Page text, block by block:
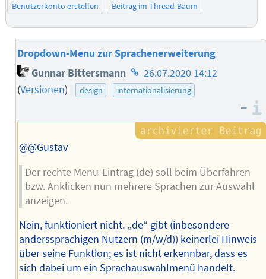
Benutzerkonto erstellen
Beitrag im Thread-Baum
Dropdown-Menu zur Sprachenerweiterung
Gunnar Bittersmann Homepage
des
26.07.2020 14:12
(Versionen) design internationalisierung
–
@@Gustav
Der rechte Menu-Eintrag (de) soll beim Überfahren
bzw. Anklicken nun mehrere Sprachen zur Auswahl
anzeigen.
Nein, funktioniert nicht. „de“ gibt (inbesondere
anderssprachigen Nutzern (m/w/d)) keinerlei Hinweis
über seine Funktion; es ist nicht erkennbar, dass es
sich dabei um ein Sprachauswahlmenü handelt.